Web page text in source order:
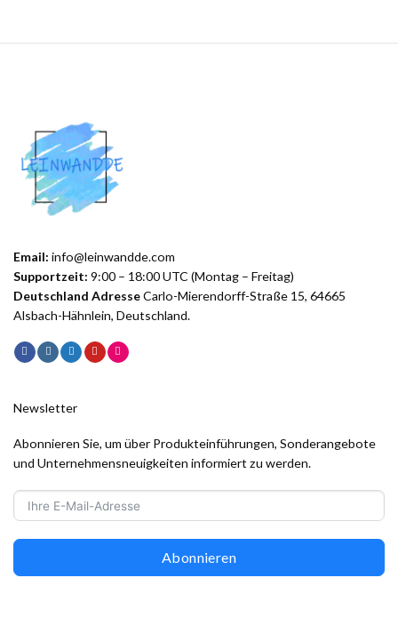
Email: info@leinwandde.com
Supportzeit: 9:00 – 18:00 UTC (Montag – Freitag)
Deutschland AdresseCarlo-Mierendorff-Straße 15, 64665
Alsbach-Hähnlein, Deutschland.
Newsletter
Abonnieren Sie, um über Produkteinführungen, Sonderangebote
und Unternehmensneuigkeiten informiert zu werden.
Abonnieren